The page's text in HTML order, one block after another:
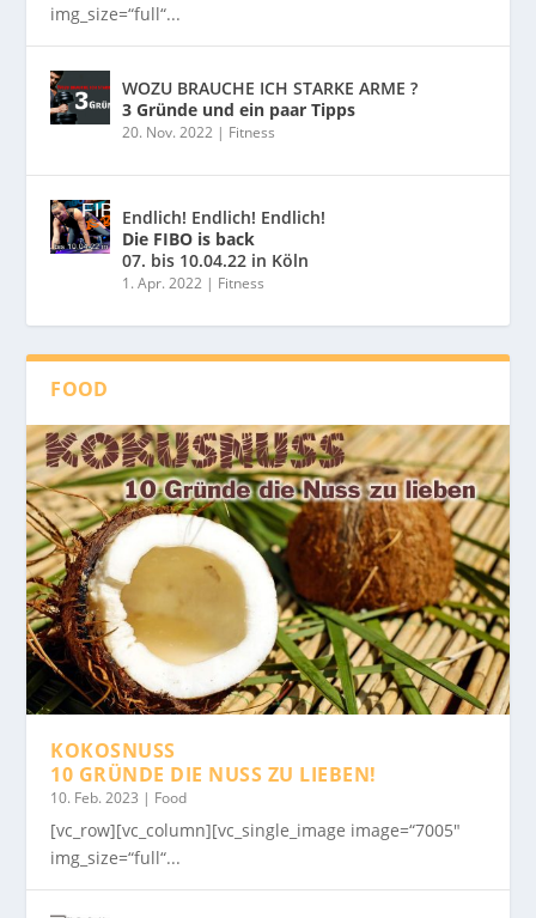
img_size=“full“...
WOZU BRAUCHE ICH STARKE ARME ?
3 Gründe und ein paar Tipps
20. Nov. 2022 | Fitness
Endlich! Endlich! Endlich!
Die FIBO is back
07. bis 10.04.22 in Köln
1. Apr. 2022 | Fitness
FOOD
KOKOSNUSS
10 GRÜNDE DIE NUSS ZU LIEBEN!
10. Feb. 2023 | Food
[vc_row][vc_column][vc_single_image image=“7005″
img_size=“full“...